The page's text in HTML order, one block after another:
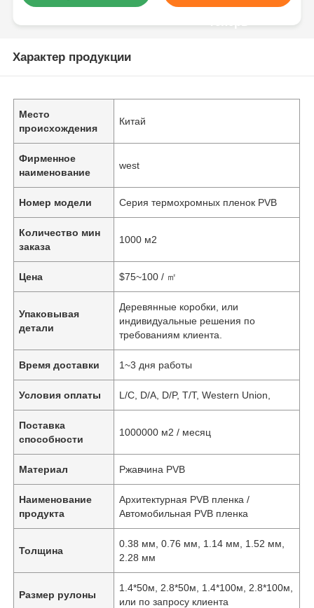
Характер продукции
Место
происхождения
Китай
Фирменное
наименование
west
Номер модели Серия термохромных пленок PVB
Количество мин
заказа
1000 м2
Цена $75~100 / ㎡
Упаковывая
детали
Деревянные коробки, или
индивидуальные решения по
требованиям клиента.
Время доставки 1~3 дня работы
Условия оплаты L/C, D/A, D/P, T/T, Western Union,
Поставка
способности
1000000 м2 / месяц
Материал Ржавчина PVB
Наименование
продукта
Архитектурная PVB пленка /
Автомобильная PVB пленка
Толщина
0.38 мм, 0.76 мм, 1.14 мм, 1.52 мм,
2.28 мм
Размер рулоны
1.4*50м, 2.8*50м, 1.4*100м, 2.8*100м,
или по запросу клиента